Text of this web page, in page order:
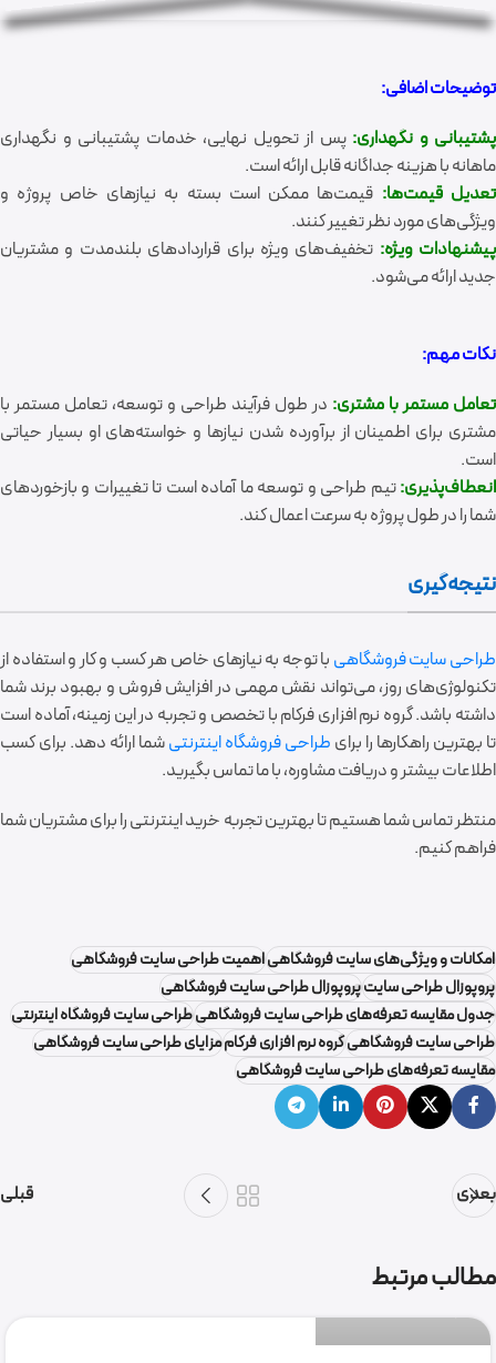
توضیحات اضافی:
پشتیبانی و نگهداری: پس از تحویل نهایی، خدمات پشتیبانی و نگهداری
ماهانه با هزینه جداگانه قابل ارائه است.
تعدیل قیمت‌ها: قیمت‌ها ممکن است بسته به نیازهای خاص پروژه و
ویژگی‌های مورد نظر تغییر کنند.
پیشنهادات ویژه: تخفیف‌های ویژه برای قراردادهای بلندمدت و مشتریان
جدید ارائه می‌شود.
نکات مهم:
تعامل مستمر با مشتری: در طول فرآیند طراحی و توسعه، تعامل مستمر با
مشتری برای اطمینان از برآورده شدن نیازها و خواسته‌های او بسیار حیاتی
است.
انعطاف‌پذیری:تیم طراحی و توسعه ما آماده است تا تغییرات و بازخوردهای
شما را در طول پروژه به سرعت اعمال کند.
نتیجه‌گیری
طراحی سایت فروشگاهی با توجه به نیازهای خاص هر کسب و کار و استفاده از
تکنولوژی‌های روز، می‌تواند نقش مهمی در افزایش فروش و بهبود برند شما
داشته باشد. گروه نرم افزاری فرکام با تخصص و تجربه در این زمینه، آماده است
تا بهترین راهکارها را برای طراحی فروشگاه اینترنتیشما ارائه دهد. برای کسب
اطلاعات بیشتر و دریافت مشاوره، با ما تماس بگیرید.
منتظر تماس شما هستیم تا بهترین تجربه خرید اینترنتی را برای مشتریان شما
فراهم کنیم.
امکانات و ویژگی‌های سایت فروشگاهیاهمیت طراحی سایت فروشگاهی
پروپوزال طراحی سایتپروپوزال طراحی سایت فروشگاهی
جدول مقایسه تعرفه‌های طراحی سایت فروشگاهیطراحی سایت فروشگاه اینترنتی
طراحی سایت فروشگاهیگروه نرم افزاری فرکاممزایای طراحی سایت فروشگاهی
مقایسه تعرفه‌های طراحی سایت فروشگاهی
بعدی قبلی
مطالب مرتبط